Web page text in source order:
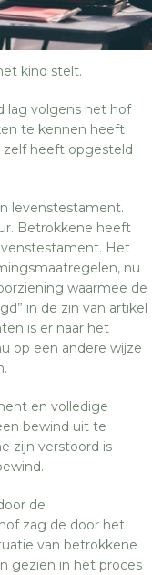
kind stelt.
lag volgens het hof
te kennen heeft
zelf heeft opgesteld
levenstestament.
Betrokkene heeft
Het
nu
waarmee de
in de zin van artikel
is er naar het
op een andere wijze
en volledige
bewind uit te
zijn verstoord is
de
zag de door het
van betrokkene
gezien in het proces